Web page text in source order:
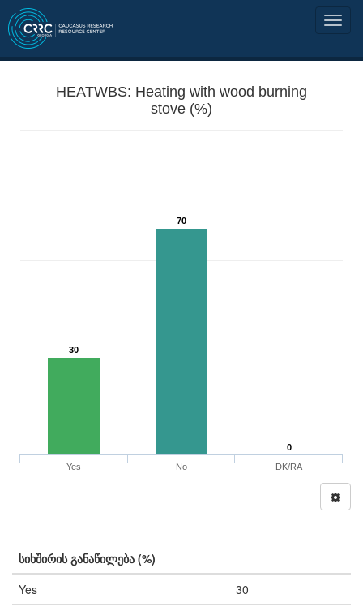
HEATWBS: Heating with wood burning
stove (%)
30
70
0
Yes
No DK/RA
სიხშირის განაწილება (%)
Yes
30